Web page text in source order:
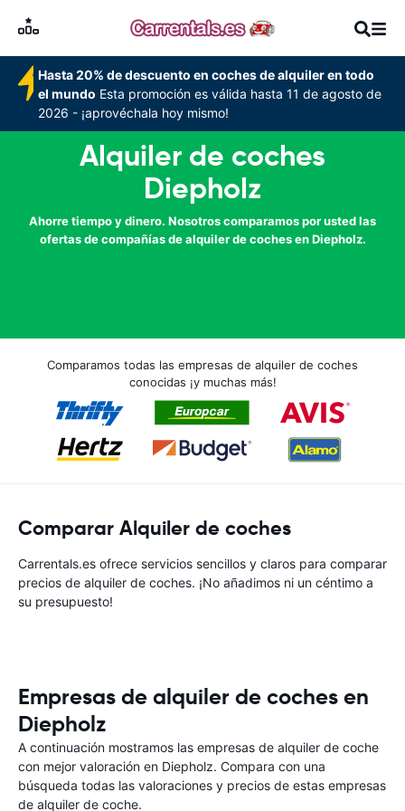
Hasta 20% de descuento en coches de alquiler en todo
el mundo Esta promoción es válida hasta 11 de agosto de
2026 - ¡aprovéchala hoy mismo!
Alquiler de coches
Diepholz
Ahorre tiempo y dinero. Nosotros comparamos por usted las
ofertas de compañías de alquiler de coches en Diepholz.
Comparamos todas las empresas de alquiler de coches
conocidas ¡y muchas más!
Comparar Alquiler de coches
Carrentals.es ofrece servicios sencillos y claros para comparar
precios de alquiler de coches. ¡No añadimos ni un céntimo a
su presupuesto!
Empresas de alquiler de coches en
Diepholz
A continuación mostramos las empresas de alquiler de coche
con mejor valoración en Diepholz. Compara con una
búsqueda todas las valoraciones y precios de estas empresas
de alquiler de coche.